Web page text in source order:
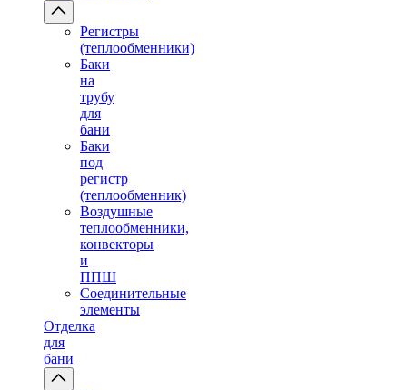
Регистры
(теплообменники)
Баки
на
трубу
для
бани
Баки
под
регистр
(теплообменник)
Воздушные
теплообменники,
конвекторы
и
ППШ
Соединительные
элементы
Отделка
для
бани